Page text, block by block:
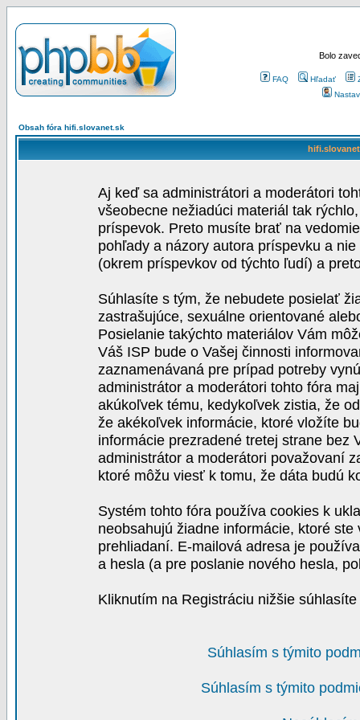
Bolo
FAQ Hľadať
Obsah fóra hifi.slovanet.sk
Aj keď sa administrátori a moderátori
všeobecne nežiadúci materiál tak
príspevok. Preto musíte brať na
pohľady a názory autora príspevku a
(okrem príspevkov od týchto ľudí) a
Súhlasíte s tým, že nebudete posielať
zastrašujúce, sexuálne orientované
Posielanie takýchto materiálov Vám
Váš ISP bude o Vašej činnosti
zaznamenávaná pre prípad potreby
administrátor a moderátori tohto fóra
akúkoľvek tému, kedykoľvek zistia, že
že akékoľvek informácie, ktoré vložíte
informácie prezradené tretej strane bez
administrátor a moderátori považovaní
ktoré môžu viesť k tomu, že dáta budú
Systém tohto fóra používa cookies k
neobsahujú žiadne informácie, ktoré
prehliadaní. E-mailová adresa je
a hesla (a pre poslanie nového hesla,
Kliknutím na Registráciu nižšie
Súhlasím s týmito
Súhlasím s týmito